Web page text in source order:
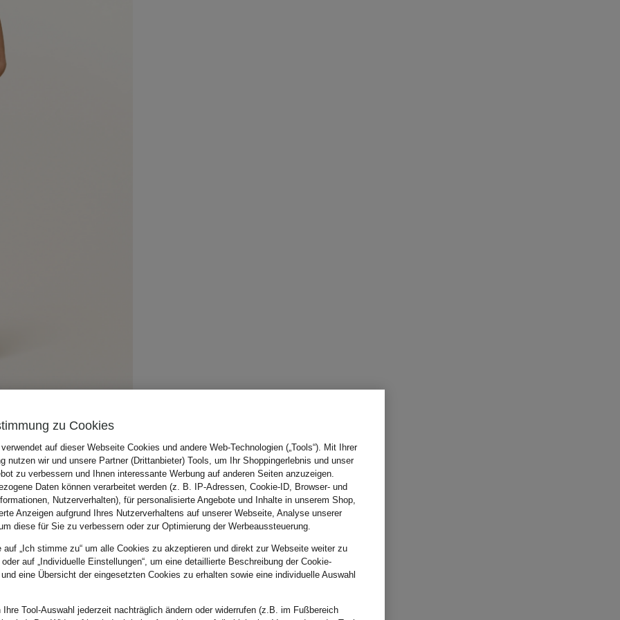
zu Cookies
auf dieser Webseite Cookies und andere Web-Technologien („Tools“). Mit Ihrer
nutzen wir und unsere Partner (Drittanbieter) Tools, um Ihr Shoppingerlebnis und unser
zu verbessern und Ihnen interessante Werbung auf anderen Seiten anzuzeigen.
Daten können verarbeitet werden (z. B. IP-Adressen, Cookie-ID, Browser- und
Nutzerverhalten), für personalisierte Angebote und Inhalte in unserem Shop,
Anzeigen aufgrund Ihres Nutzerverhaltens auf unserer Webseite, Analyse unserer
diese für Sie zu verbessern oder zur Optimierung der Werbeaussteuerung.
auf „Ich stimme zu“ um alle Cookies zu akzeptieren und direkt zur Webseite weiter zu
auf „Individuelle Einstellungen“, um eine detaillierte Beschreibung der Cookie-
eine Übersicht der eingesetzten Cookies zu erhalten sowie eine individuelle Auswahl
Ihre Tool-Auswahl jederzeit nachträglich ändern oder widerrufen (z.B. im Fußbereich